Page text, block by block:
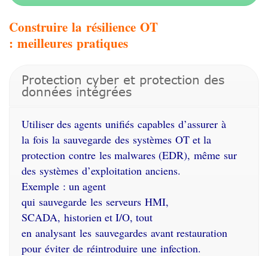
Construire la résilience OT
: meilleures pratiques
Protection cyber et protection des
données intégrées
Utiliser des agents unifiés capables d’assurer à
la fois la sauvegarde des systèmes OT et la
protection contre les malwares (EDR), même sur
des systèmes d’exploitation anciens.
Exemple : un agent
qui sauvegarde les serveurs HMI,
SCADA, historien et I/O, tout
en analysant les sauvegardes avant restauration
pour éviter de réintroduire une infection.